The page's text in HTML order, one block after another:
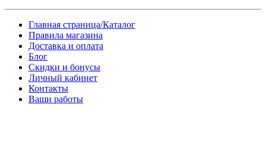
Главная страница/Каталог
Правила магазина
Доставка и оплата
Блог
Скидки и бонусы
Личный кабинет
Контакты
Ваши работы